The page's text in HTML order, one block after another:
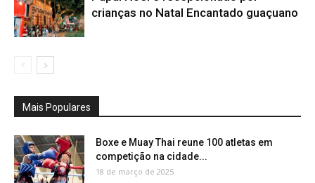
crianças no Natal Encantado guaçuano
Mais Populares
Boxe e Muay Thai reune 100 atletas em
competição na cidade...
18 de março de 2025